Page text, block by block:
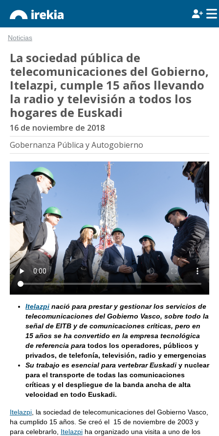
Noticias
La sociedad pública de
telecomunicaciones del Gobierno,
Itelazpi, cumple 15 años llevando
la radio y televisión a todos los
hogares de Euskadi
16 de noviembre de 2018
Gobernanza Pública y Autogobierno
Itelazpi nació para prestar y gestionar los servicios de
telecomunicaciones del Gobierno Vasco, sobre todo la
señal de EITB y de comunicaciones críticas, pero en
15 años se ha convertido en la empresa tecnológica
de referencia para todos los operadores, públicos y
privados, de telefonía, televisión, radio y emergencias
Su trabajo es esencial para vertebrar Euskadi y nuclear
para el transporte de todas las comunicaciones
críticas y el despliegue de la banda ancha de alta
velocidad en todo Euskadi.
Itelazpi , la sociedad de telecomunicaciones del Gobierno Vasco,
ha cumplido 15 años. Se creó el 15 de noviembre de 2003 y
para celebrarlo, Itelazpi ha organizado una visita a uno de los